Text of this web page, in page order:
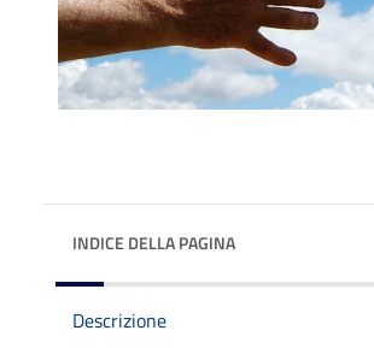
INDICE DELLA PAGINA
Descrizione